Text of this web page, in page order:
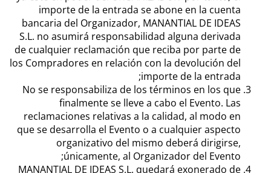
importe de la entrada se abone en la cuenta
bancaria del Organizador, MANANTIAL DE IDEAS
S.L. no asumirá responsabilidad alguna derivada
de cualquier reclamación que reciba por parte de
los Compradores en relación con la devolución del
importe de la entrada;
No se responsabiliza de los términos en los que
finalmente se lleve a cabo el Evento. Las
reclamaciones relativas a la calidad, al modo en
que se desarrolla el Evento o a cualquier aspecto
organizativo del mismo deberá dirigirse,
únicamente, al Organizador del Evento;
MANANTIAL DE IDEAS S.L. quedará exonerado de